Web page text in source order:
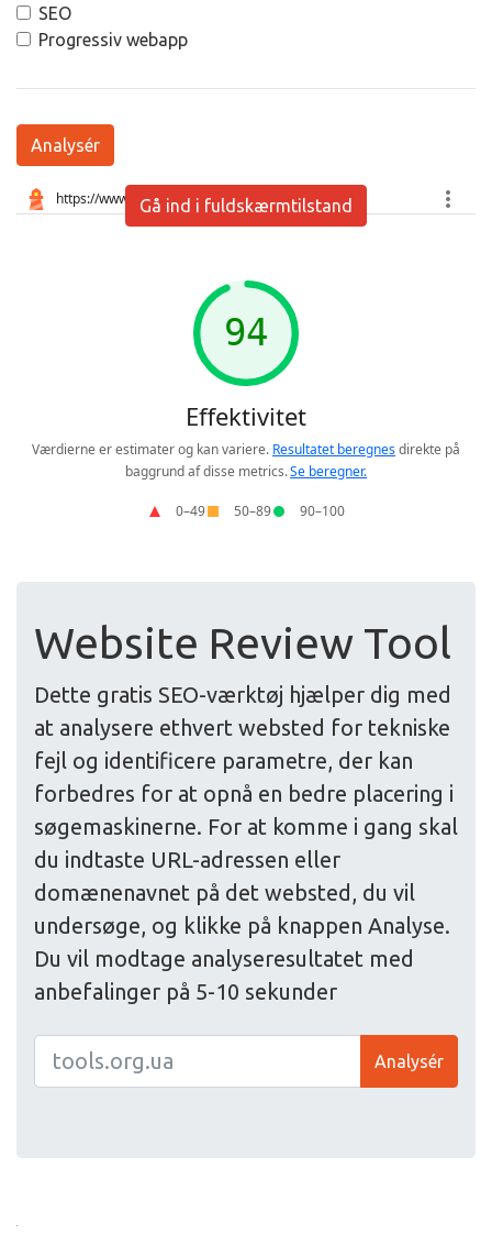
SEO
Progressiv webapp
Analysér
Gå ind i fuldskærmtilstand
Website Review Tool
Dette gratis SEO-værktøj hjælper dig med
at analysere ethvert websted for tekniske
fejl og identificere parametre, der kan
forbedres for at opnå en bedre placering i
søgemaskinerne. For at komme i gang skal
du indtaste URL-adressen eller
domænenavnet på det websted, du vil
undersøge, og klikke på knappen Analyse.
Du vil modtage analyseresultatet med
anbefalinger på 5-10 sekunder
Analysér